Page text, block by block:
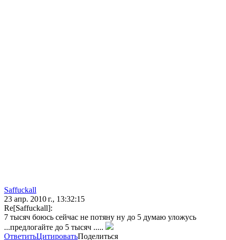
Saffuckall
23 апр. 2010 г., 13:32:15
Re[Saffuckall]:
7 тысяч боюсь сейчас не потяну ну до 5 думаю уложусь
...предлогайте до 5 тысяч .....
ОтветитьЦитироватьПоделиться